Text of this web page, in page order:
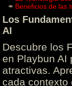
Beneficios de las
Los
AI
Descubre los
en Playbun AI
atractivas.
cada contexto